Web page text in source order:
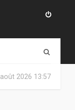
2026 13:57